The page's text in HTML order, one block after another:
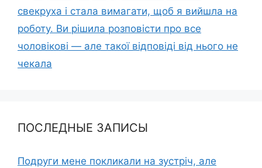
свекруха і стала вимагати, щоб я вийшла на
роботу. Ви рішила розповісти про все
чоловікові — але такої відповіді від нього не
чекала
ПОСЛЕДНЫЕ ЗАПИСЫ
Подруги мене покликали на зустріч, але